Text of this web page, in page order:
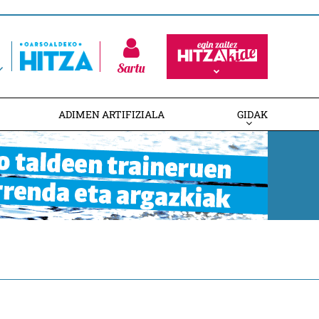
Sartu
ADIMEN ARTIFIZIALA GIDAK